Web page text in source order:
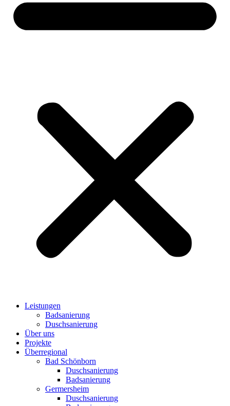
Leistungen
Badsanierung
Duschsanierung
Über uns
Projekte
Überregional
Bad Schönborn
Duschsanierung
Badsanierung
Germersheim
Duschsanierung